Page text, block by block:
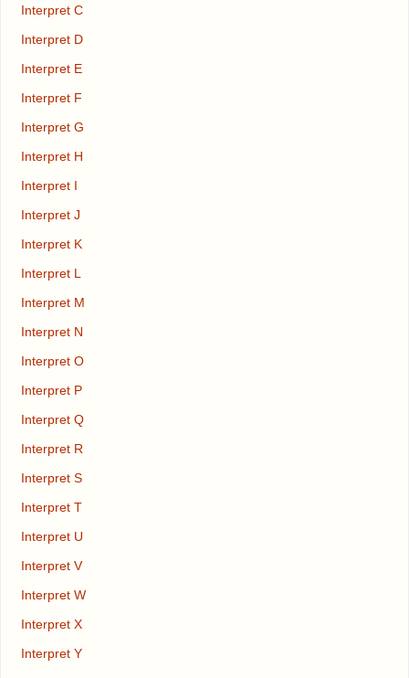
Interpret C
Interpret D
Interpret E
Interpret F
Interpret G
Interpret H
Interpret I
Interpret J
Interpret K
Interpret L
Interpret M
Interpret N
Interpret O
Interpret P
Interpret Q
Interpret R
Interpret S
Interpret T
Interpret U
Interpret V
Interpret W
Interpret X
Interpret Y